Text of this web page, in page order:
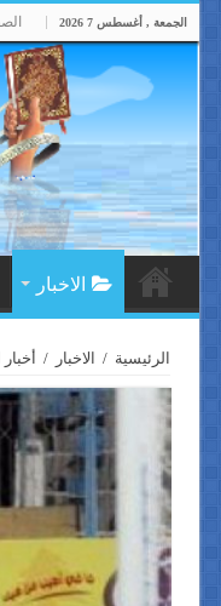
الجمعة , أغسطس 7 2026
الاخبار
الرئيسية / الاخبار /